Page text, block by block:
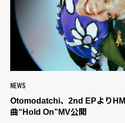
NEWS
Otomodatchi、2nd EPより
曲“Hold On”MV公開